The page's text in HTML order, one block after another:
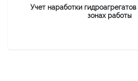
Учет наработки
зонах работы